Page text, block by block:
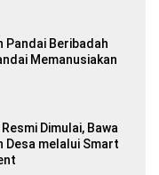
Pandai Beribadah
Memanusiakan
Dimulai, Bawa
Desa melalui Smart